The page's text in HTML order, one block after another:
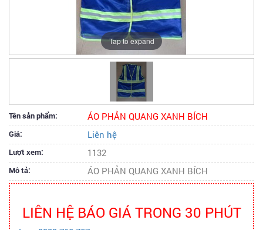
Tap to expand
Tên sản phẩm: ÁO PHẢN QUANG XANH BÍCH
Giá: Liên hệ
Lượt xem: 1132
Mô tả: ÁO PHẢN QUANG XANH BÍCH
LIÊN HỆ BÁO GIÁ TRONG 30 PHÚT